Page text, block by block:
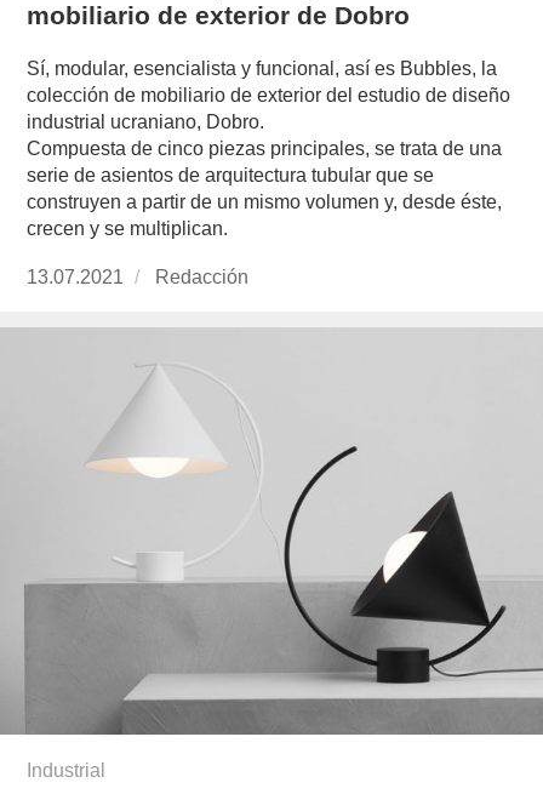
mobiliario de exterior de Dobro
Sí, modular, esencialista y funcional, así es Bubbles, la
colección de mobiliario de exterior del estudio de diseño
industrial ucraniano, Dobro.
Compuesta de cinco piezas principales, se trata de una
serie de asientos de arquitectura tubular que se
construyen a partir de un mismo volumen y, desde éste,
crecen y se multiplican.
Publicado
13.07.2021 https://www.experimenta.es/author/redaccion/
Redacción
Industrial